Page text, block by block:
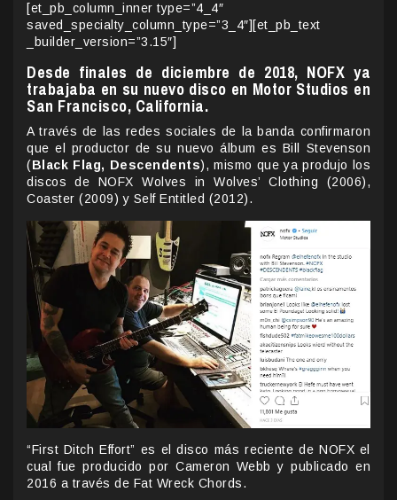
[et_pb_column_inner type=”4_4″
saved_specialty_column_type=”3_4″][et_pb_text
_builder_version=”3.15″]
Desde finales de diciembre de 2018, NOFX ya
trabajaba en su nuevo disco en Motor Studios en
San Francisco, California.
A través de las redes sociales de la banda confirmaron
que el productor de su nuevo álbum es Bill Stevenson
(Black Flag, Descendents), mismo que ya produjo los
discos de NOFX Wolves in Wolves’ Clothing (2006),
Coaster (2009) y Self Entitled (2012).
“First Ditch Effort” es el disco más reciente de NOFX el
cual fue producido por Cameron Webb y publicado en
2016 a través de Fat Wreck Chords.